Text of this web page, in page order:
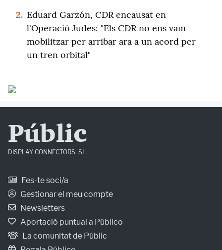
2. Eduard Garzón, CDR encausat en
l'Operació Judes: "Els CDR no ens vam
mobilitzar per arribar ara a un acord per
un tren orbital"
Públic
DISPLAY CONNECTORS, SL.
Fes-te soci/a
Gestionar el meu compte
Newsletters
Aportació puntual a Público
La comunitat de Públic